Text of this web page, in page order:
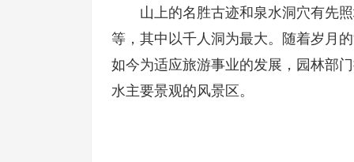
山上的名胜古迹和泉水洞穴有先照
等，其中以千人洞为最大。随着岁月
如今为适应旅游事业的发展，园林部
水主要景观的风景区。